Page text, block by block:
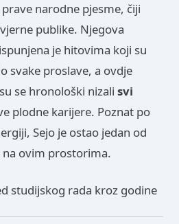
narodne pjesme, čiji
publike. Njegova
ispunjena je hitovima koji su
svake proslave, a ovdje
se hronološki nizali svi
plodne karijere. Poznat po
Sejo je ostao jedan od
ovim prostorima.
studijskog rada kroz godine